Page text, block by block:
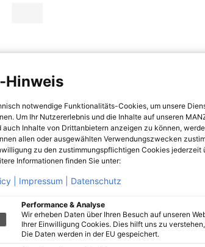
Hinweis
notwendige Funktionalitäts-Cookies, um unsere
Um Ihr Nutzererlebnis und die Inhalte auf unseren
auch Inhalte von Drittanbietern anzeigen zu können,
allen oder ausgewählten Verwendungszwecken
zu den zustimmungspflichtigen Cookies jederzeit
Informationen finden Sie unter:
| Impressum | Datenschutz
Performance & Analyse
Wir erheben Daten über Ihren Besuch auf unseren
Ihrer Einwilligung Cookies. Dies hilft uns zu
Die Daten werden in der EU gespeichert.